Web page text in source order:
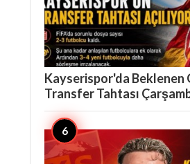
Kayserispor'da Beklenen
Transfer Tahtası